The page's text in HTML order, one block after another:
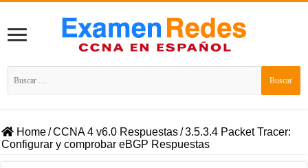
Buscar:
Home/CCNA 4 v6.0 Respuestas/3.5.3.4 Packet Tracer:
Configurar y comprobar eBGP Respuestas